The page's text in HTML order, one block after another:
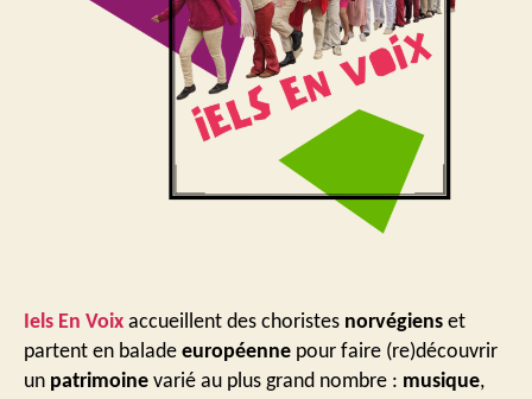
Iels En Voix accueillent des choristes norvégiens et
partent en balade européenne pour faire (re)découvrir
un patrimoine varié au plus grand nombre : musique,